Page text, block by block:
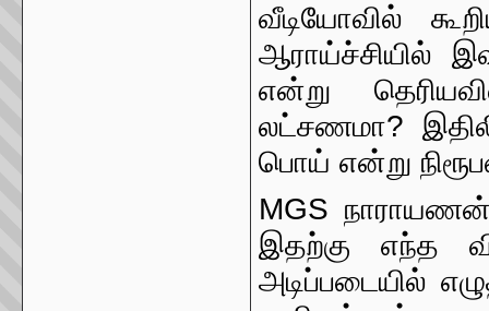
வீடியோவில்
ஆராய்ச்சியில்
என்று
லட்சணமா?
பொய் என்று
MGS
இதற்கு எந்த
அடிப்படையில்